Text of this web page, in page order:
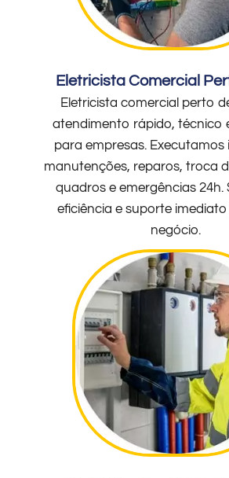
Eletricista Comercial
Eletricista comercial perto
atendimento rápido, técnico
para empresas. Executamos
manutenções, reparos, troca
quadros e emergências 24h.
eficiência e suporte
negócio.